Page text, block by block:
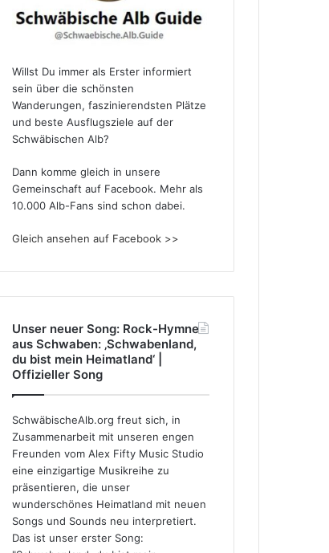
Willst Du immer als Erster informiert
sein über die schönsten
Wanderungen, faszinierendsten Plätze
und beste Ausflugsziele auf der
Schwäbischen Alb?
Dann komme gleich in unsere
Gemeinschaft auf Facebook. Mehr als
10.000 Alb-Fans sind schon dabei.
Gleich ansehen auf Facebook >>
Unser neuer Song: Rock-Hymne
aus Schwaben: ‚Schwabenland,
du bist mein Heimatland‘ |
Offizieller Song
SchwäbischeAlb.org freut sich, in
Zusammenarbeit mit unseren engen
Freunden vom Alex Fifty Music Studio
eine einzigartige Musikreihe zu
präsentieren, die unser
wunderschönes Heimatland mit neuen
Songs und Sounds neu interpretiert.
Das ist unser erster Song: